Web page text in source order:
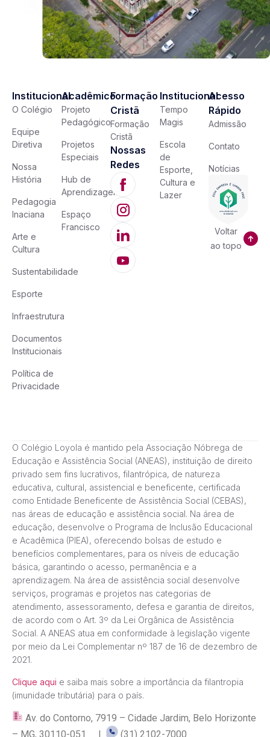
Institucional
O Colégio
Equipe
Diretiva
Nossa
História
Pedagogia
Inaciana
Arte e
Cultura
Sustentabilidade
Esporte
Infraestrutura
Documentos
Institucionais
Política de
Privacidade
Acadêmico
Projeto
Pedagógico
Projetos
Especiais
Hub de
Aprendizagem
Espaço
Francisco
Formação
Cristã
Formação
Cristã
Nossas
Redes
Institucional
Tempo
Magis
Escola
de
Esporte,
Cultura e
Lazer
Acesso
Rápido
Admissão
Contato
Notícias
Voltar
ao topo
O Colégio Loyola é mantido pela Associação Nóbrega de
Educação e Assistência Social (ANEAS), instituição de direito
privado sem fins lucrativos, filantrópica, de natureza
educativa, cultural, assistencial e beneficente, certificada
como Entidade Beneficente de Assistência Social (CEBAS),
nas áreas de educação e assistência social. Na área de
educação, desenvolve o Programa de Inclusão Educacional
e Acadêmica (PIEA), oferecendo bolsas de estudo e
benefícios complementares, para os níveis de educação
básica, garantindo o acesso, permanência e a
aprendizagem. Na área de assistência social desenvolve
serviços, programas e projetos nas categorias de
atendimento, assessoramento, defesa e garantia de direitos,
de acordo com o Art. 3º da Lei Orgânica de Assistência
Social. A ANEAS atua em conformidade à legislação vigente
por meio da Lei Complementar nº 187 de 16 de dezembro de
2021.
Clique aqui e saiba mais sobre a importância da filantropia
(imunidade tributária) para o país.
Av. do Contorno, 7919 – Cidade Jardim, Belo Horizonte
– MG, 30110-051 |
(31) 2102-7000